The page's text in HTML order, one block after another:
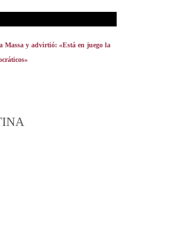
Massa y advirtió: «Está en juego la